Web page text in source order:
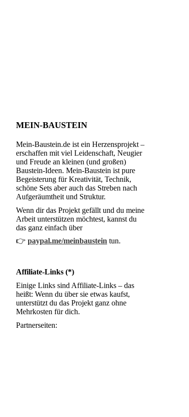
MEIN-BAUSTEIN
Mein-Baustein.de ist ein Herzensprojekt –
erschaffen mit viel Leidenschaft, Neugier
und Freude an kleinen (und großen)
Baustein-Ideen. Mein-Baustein ist pure
Begeisterung für Kreativität, Technik,
schöne Sets aber auch das Streben nach
Aufgeräumtheit und Struktur.
Wenn dir das Projekt gefällt und du meine
Arbeit unterstützen möchtest, kannst du
das ganz einfach über
👉 paypal.me/meinbaustein tun.
Affiliate-Links (*)
Einige Links sind Affiliate-Links – das
heißt: Wenn du über sie etwas kaufst,
unterstützt du das Projekt ganz ohne
Mehrkosten für dich.
Partnerseiten: